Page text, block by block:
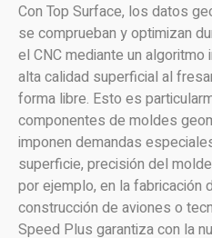
Con Top Surface, los datos
se comprueban y optimizan
el CNC mediante un
alta calidad superficial al
forma libre. Esto es
componentes de moldes
imponen demandas
superficie, precisión del
por ejemplo, en la fabricación
construcción de aviones o
Speed Plus garantiza con la